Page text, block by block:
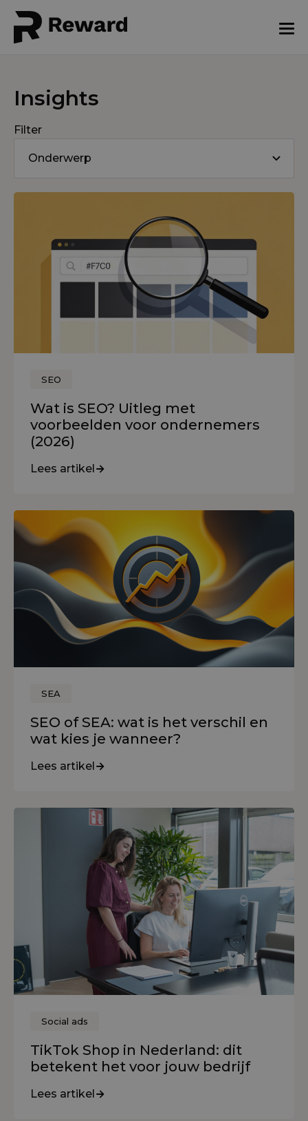
Insights
Filter
Onderwerp
SEO
Wat is SEO? Uitleg met
voorbeelden voor ondernemers
(2026)
Lees artikel
SEA
SEO of SEA: wat is het verschil en
wat kies je wanneer?
Lees artikel
Social ads
TikTok Shop in Nederland: dit
betekent het voor jouw bedrijf
Lees artikel